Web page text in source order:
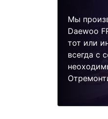
Мы
Daewoo
тот или
всегда с